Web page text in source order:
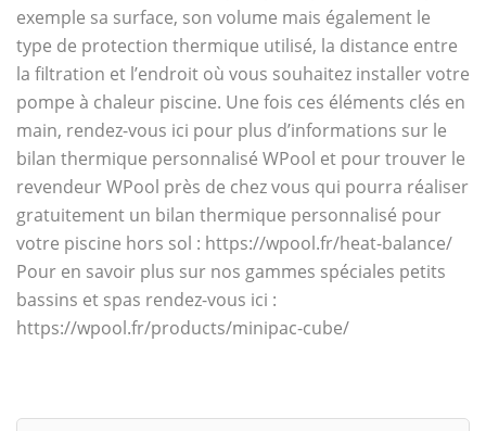
exemple sa surface, son volume mais également le
type de protection thermique utilisé, la distance entre
la filtration et l’endroit où vous souhaitez installer votre
pompe à chaleur piscine. Une fois ces éléments clés en
main, rendez-vous ici pour plus d’informations sur le
bilan thermique personnalisé WPool et pour trouver le
revendeur WPool près de chez vous qui pourra réaliser
gratuitement un bilan thermique personnalisé pour
votre piscine hors sol : https://wpool.fr/heat-balance/
Pour en savoir plus sur nos gammes spéciales petits
bassins et spas rendez-vous ici :
https://wpool.fr/products/minipac-cube/